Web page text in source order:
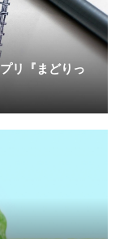
リ『まどりっ